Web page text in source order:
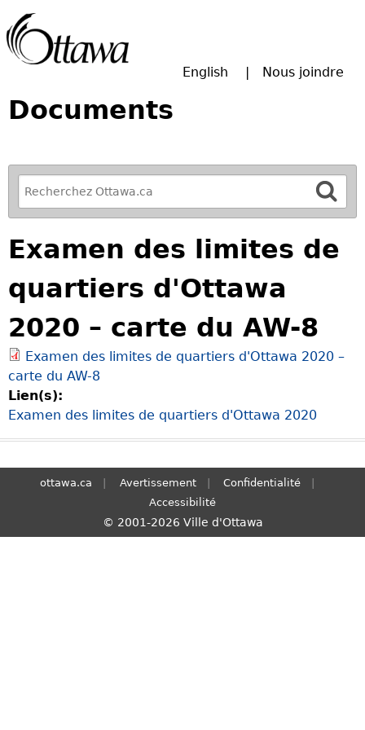
English Nous joindre
Documents
R
e
f
i
n
e
y
o
u
r
S
e
a
r
Examen des limites de
quartiers d'Ottawa
2020 – carte du AW-8
Examen des limites de quartiers d'Ottawa 2020 –
carte du AW-8
Lien(s):
Examen des limites de quartiers d'Ottawa 2020
ottawa.ca Avertissement
Confidentialité
Accessibilité
© 2001-2026 Ville d'Ottawa